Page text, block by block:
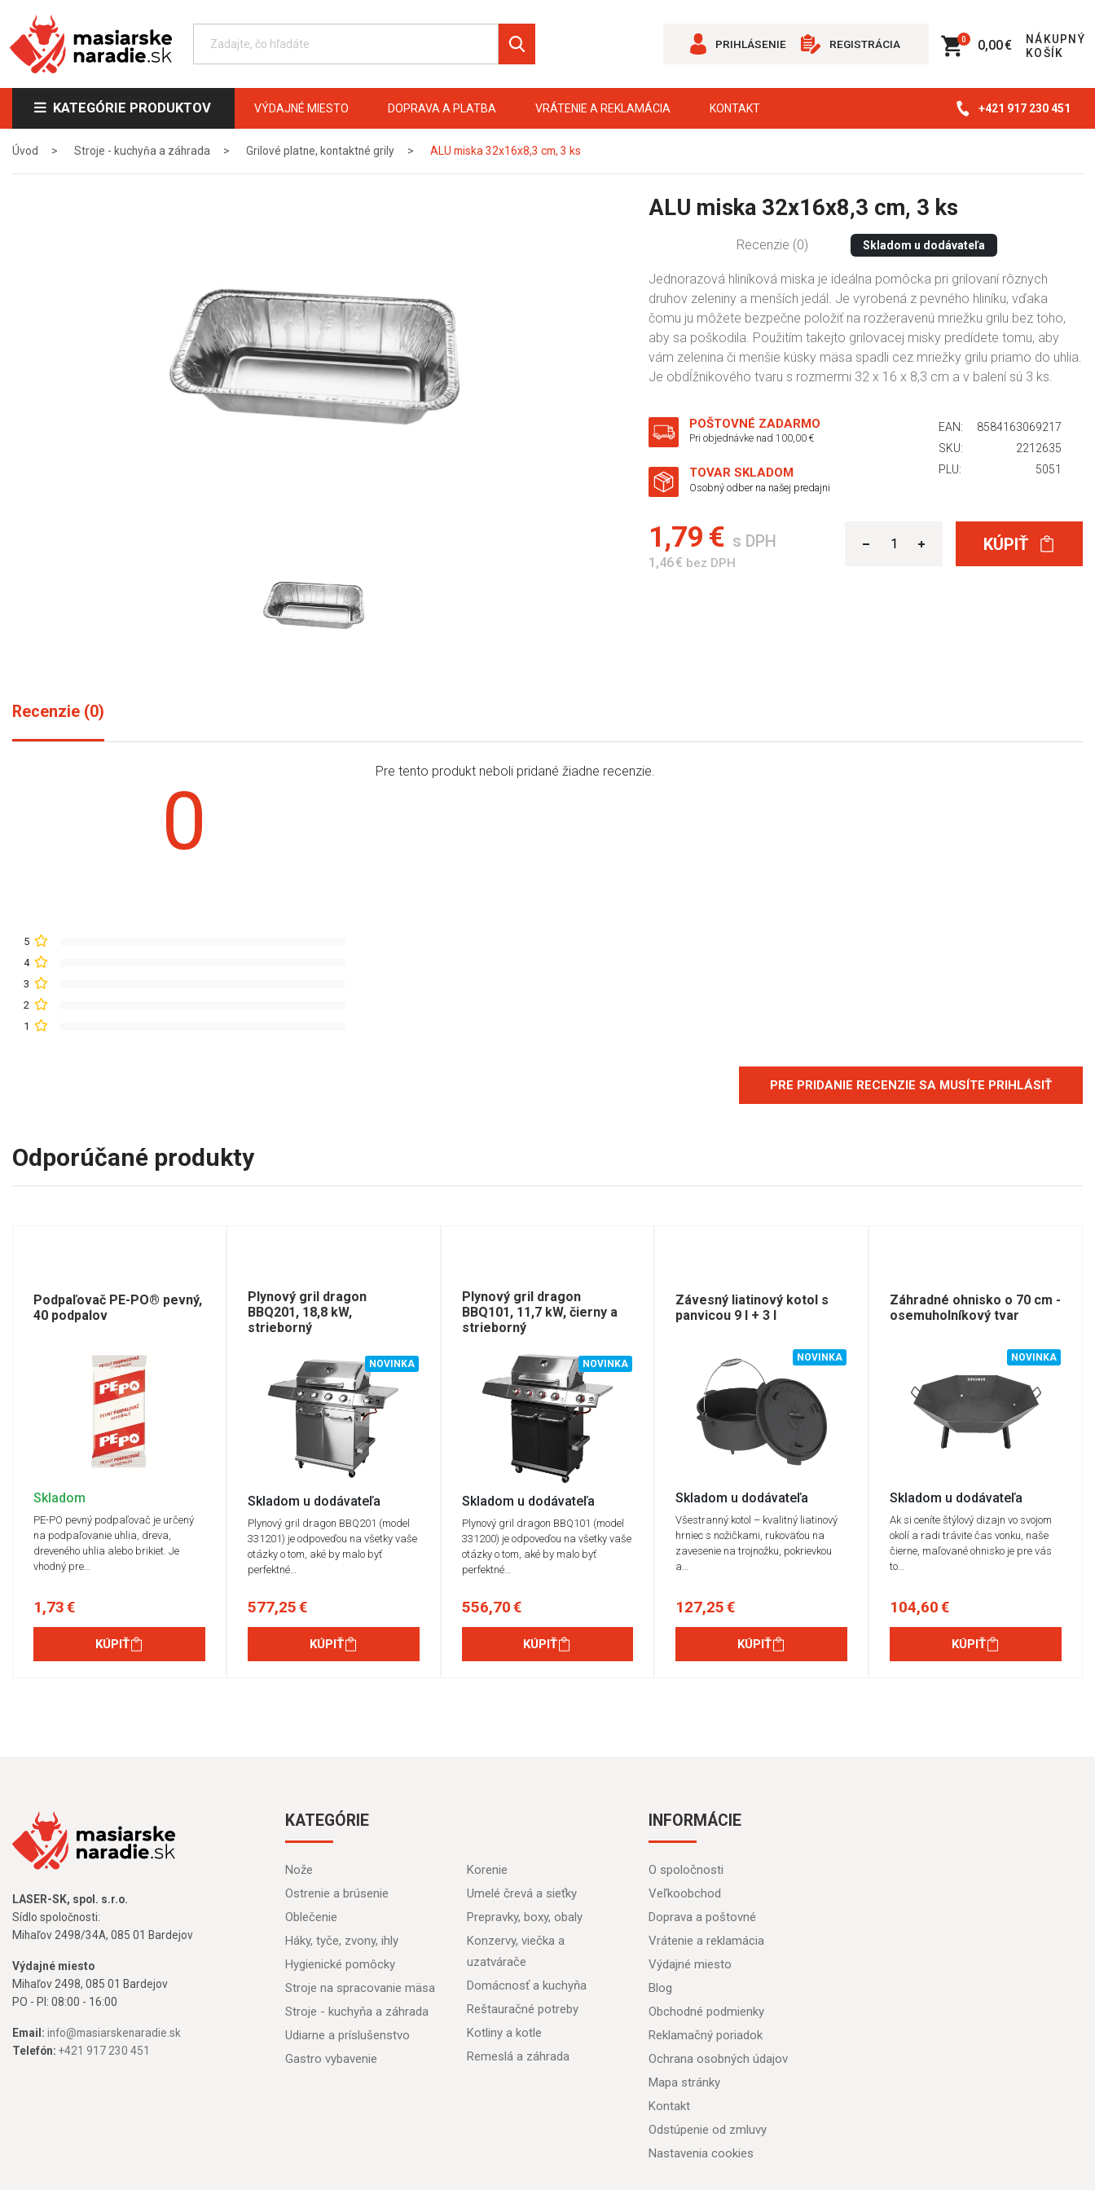
PRIHLÁSENIE REGISTRÁCIA 0,00 €
NÁKUPNÝ
KOŠÍK
0
KATEGÓRIE PRODUKTOV VÝDAJNÉ MIESTO DOPRAVA A PLATBA VRÁTENIE A REKLAMÁCIA KONTAKT +421 917 230 451
Úvod Stroje - kuchyňa a záhrada Grilové platne, kontaktné grily ALU miska 32x16x8,3 cm, 3 ks
ALU miska 32x16x8,3 cm, 3 ks
Recenzie (0) Skladom u dodávateľa
Jednorazová hliníková miska je ideálna pomôcka pri grilovaní rôznych
druhov zeleniny a menších jedál. Je vyrobená z pevného hliníku, vďaka
čomu ju môžete bezpečne položiť na rozžeravenú mriežku grilu bez toho,
aby sa poškodila. Použitím takejto grilovacej misky predídete tomu, aby
vám zelenina či menšie kúsky mäsa spadli cez mriežky grilu priamo do uhlia.
Je obdĺžnikového tvaru s rozmermi 32 x 16 x 8,3 cm a v balení sú 3 ks.
POŠTOVNÉ ZADARMO
Pri objednávke nad 100,00 €
TOVAR SKLADOM
Osobný odber na našej predajni
EAN:
8584163069217
SKU:
2212635
PLU:
5051
1,79 € s DPH
1,46 € bez DPH
KÚPIŤ
Recenzie (0)
0
5
4
3
2
1
Pre tento produkt neboli pridané žiadne recenzie.
PRE PRIDANIE RECENZIE SA MUSÍTE PRIHLÁSIŤ
Odporúčané produkty
Podpaľovač PE-PO® pevný,
40 podpalov
Skladom
PE-PO pevný podpaľovač je určený
na podpaľovanie uhlia, dreva,
dreveného uhlia alebo brikiet. Je
vhodný pre…
1,73 €
KÚPIŤ
Plynový gril dragon
BBQ201, 18,8 kW,
strieborný
NOVINKA
Skladom u dodávateľa
Plynový gril dragon BBQ201 (model
331201) je odpoveďou na všetky vaše
otázky o tom, aké by malo byť
perfektné…
577,25 €
KÚPIŤ
Plynový gril dragon
BBQ101, 11,7 kW, čierny a
strieborný
NOVINKA
Skladom u dodávateľa
Plynový gril dragon BBQ101 (model
331200) je odpoveďou na všetky vaše
otázky o tom, aké by malo byť
perfektné…
556,70 €
KÚPIŤ
Závesný liatinový kotol s
panvicou 9 l + 3 l
NOVINKA
Skladom u dodávateľa
Všestranný kotol – kvalitný liatinový
hrniec s nožičkami, rukoväťou na
zavesenie na trojnožku, pokrievkou
a…
127,25 €
KÚPIŤ
Záhradné ohnisko o 70 cm -
osemuholníkový tvar
NOVINKA
Skladom u dodávateľa
Ak si ceníte štýlový dizajn vo svojom
okolí a radi trávite čas vonku, naše
čierne, maľované ohnisko je pre vás
to…
104,60 €
KÚPIŤ
LASER-SK, spol. s.r.o.
Sídlo spoločnosti:
Mihaľov 2498/34A, 085 01 Bardejov
Výdajné miesto
Mihaľov 2498, 085 01 Bardejov
PO - PI: 08:00 - 16:00
Email: info@masiarskenaradie.sk
Telefón: +421 917 230 451
KATEGÓRIE
Nože
Ostrenie a brúsenie
Oblečenie
Háky, tyče, zvony, ihly
Hygienické pomôcky
Stroje na spracovanie mäsa
Stroje - kuchyňa a záhrada
Udiarne a príslušenstvo
Gastro vybavenie
Korenie
Umelé črevá a sieťky
Prepravky, boxy, obaly
Konzervy, viečka a
uzatvárače
Domácnosť a kuchyňa
Reštauračné potreby
Kotliny a kotle
Remeslá a záhrada
INFORMÁCIE
O spoločnosti
Veľkoobchod
Doprava a poštovné
Vrátenie a reklamácia
Výdajné miesto
Blog
Obchodné podmienky
Reklamačný poriadok
Ochrana osobných údajov
Mapa stránky
Kontakt
Odstúpenie od zmluvy
Nastavenia cookies